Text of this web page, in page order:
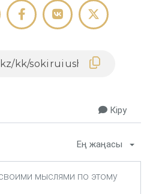
Кіру
Ең жаңасы